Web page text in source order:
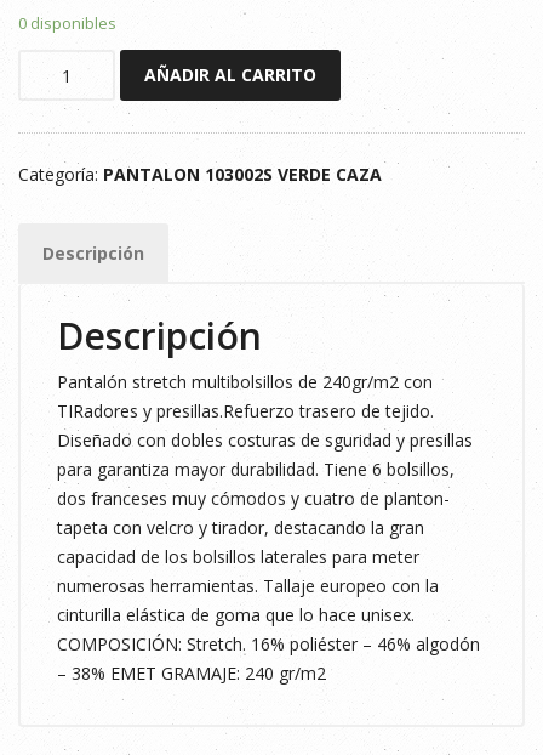
0 disponibles
MULTIBOLSILLOS
VERDE
cantidad
AÑADIR AL CARRITO
Categoría: PANTALON 103002S VERDE CAZA
Descripción
Descripción
Pantalón stretch multibolsillos de 240gr/m2 con
TIRadores y presillas.Refuerzo trasero de tejido.
Diseñado con dobles costuras de sguridad y presillas
para garantiza mayor durabilidad. Tiene 6 bolsillos,
dos franceses muy cómodos y cuatro de planton-
tapeta con velcro y tirador, destacando la gran
capacidad de los bolsillos laterales para meter
numerosas herramientas. Tallaje europeo con la
cinturilla elástica de goma que lo hace unisex.
COMPOSICIÓN: Stretch. 16% poliéster – 46% algodón
– 38% EMET GRAMAJE: 240 gr/m2